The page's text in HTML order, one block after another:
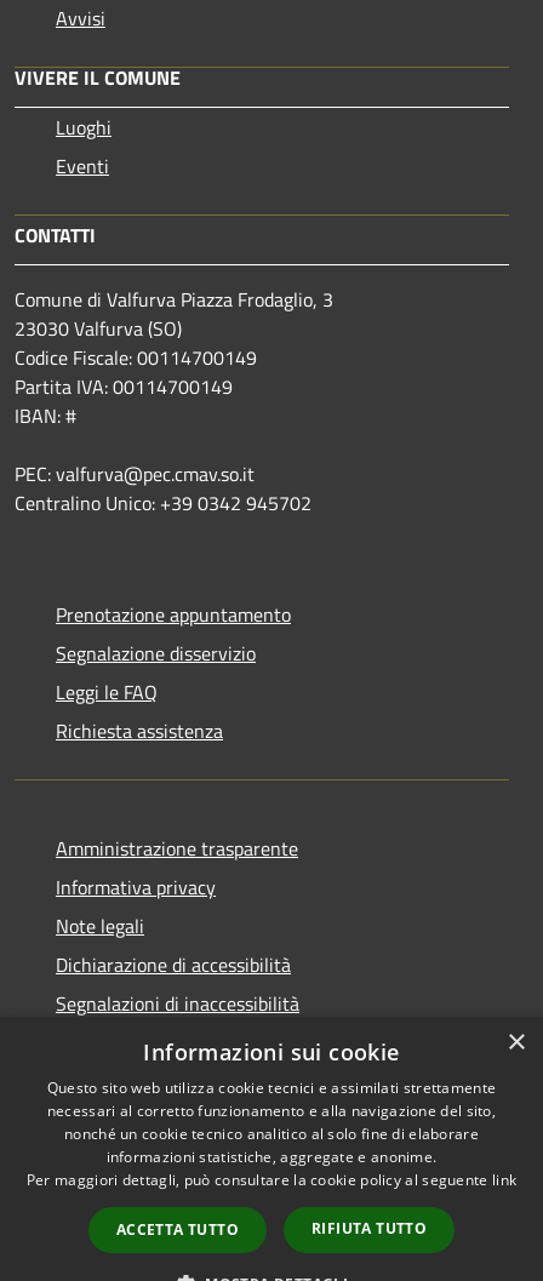
Avvisi
VIVERE IL COMUNE
Luoghi
Eventi
CONTATTI
Comune di Valfurva Piazza Frodaglio, 3
23030 Valfurva (SO)
Codice Fiscale: 00114700149
Partita IVA: 00114700149
IBAN: #
PEC: valfurva@pec.cmav.so.it
Centralino Unico: +39 0342 945702
Prenotazione appuntamento
Segnalazione disservizio
Leggi le FAQ
Richiesta assistenza
Amministrazione trasparente
Informativa privacy
Note legali
Dichiarazione di accessibilità
Segnalazioni di inaccessibilità
Whistleblowing segnalazione illeciti
Accessibilità
Copyright © 2026 • Comune di
Valfurva • Powered by
Municipium•
Accesso
redazione
×
Informazioni sui cookie
Questo sito web utilizza cookie tecnici e assimilati strettamente
necessari al corretto funzionamento e alla navigazione del sito,
nonché un cookie tecnico analitico al solo fine di elaborare
informazioni statistiche, aggregate e anonime.
Per maggiori dettagli, può consultare la cookie policy al seguente link
ACCETTA TUTTO RIFIUTA TUTTO